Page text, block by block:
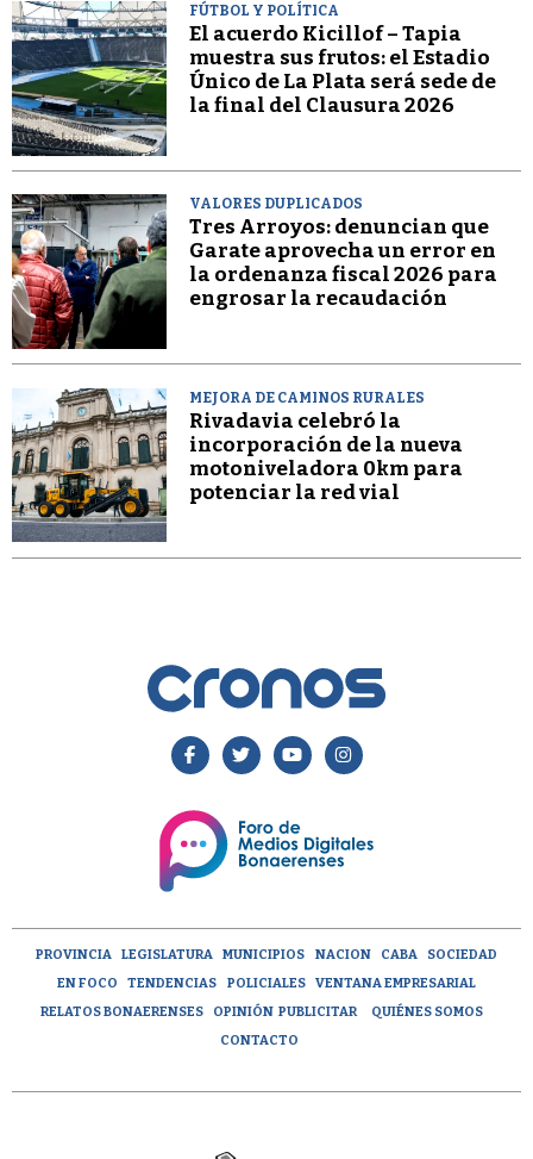
FÚTBOL Y POLÍTICA
El acuerdo Kicillof – Tapia
muestra sus frutos: el Estadio
Único de La Plata será sede de
la final del Clausura 2026
VALORES DUPLICADOS
Tres Arroyos: denuncian que
Garate aprovecha un error en
la ordenanza fiscal 2026 para
engrosar la recaudación
MEJORA DE CAMINOS RURALES
Rivadavia celebró la
incorporación de la nueva
motoniveladora 0km para
potenciar la red vial
PROVINCIA LEGISLATURA MUNICIPIOS NACION CABA
SOCIEDAD
EN FOCO
TENDENCIAS POLICIALES
VENTANA EMPRESARIAL
RELATOS BONAERENSES
OPINIÓN PUBLICITAR
QUIÉNES SOMOS
CONTACTO